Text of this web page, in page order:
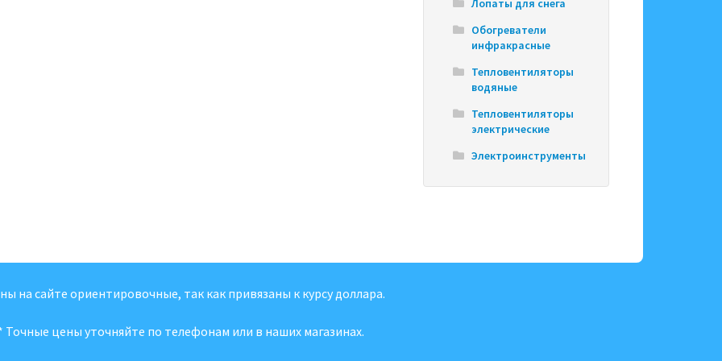
Лопаты для снега
Обогреватели
инфракрасные
Тепловентиляторы
водяные
Тепловентиляторы
электрические
Электроинструменты
на сайте ориентировочные, так как привязаны к курсу доллара.
Точные цены уточняйте по телефонам или в наших магазинах.